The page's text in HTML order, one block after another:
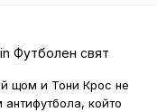
Футболен свят
щом и Тони Крос не
който